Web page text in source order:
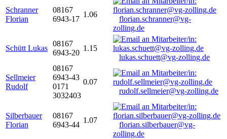
Schranner
Florian
08167
6943-17
1.06
florian.schranner@vg-
zolling.de
Schütt Lukas
08167
6943-20
1.15
lukas.schuett@vg-zolling.de
Sellmeier
Rudolf
08167
6943-43
0171
3032403
0.07
rudolf.sellmeier@vg-zolling.de
Silberbauer
Florian
08167
6943-44
1.07
florian.silberbauer@vg-
zolling.de